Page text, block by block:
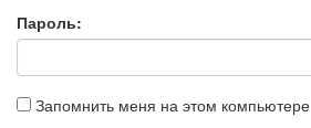
Пароль:
Запомнить меня на этом компьютере